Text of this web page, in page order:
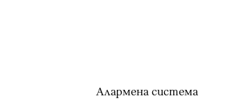
Алармена система